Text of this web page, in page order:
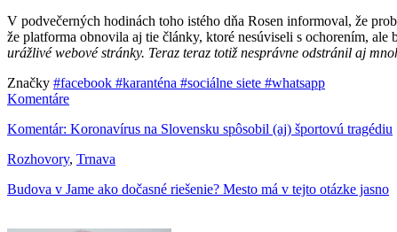
V podvečerných hodinách toho istého dňa Rosen informoval, že
že platforma obnovila aj tie články, ktoré nesúviseli s ochorením, ale
urážlivé webové stránky. Teraz teraz totiž nesprávne odstránil aj
Značky #facebook #karanténa #sociálne siete #whatsapp
Komentáre
Komentár: Koronavírus na Slovensku spôsobil (aj) športovú tragédiu
Rozhovory, Trnava
Budova v Jame ako dočasné riešenie? Mesto má v tejto otázke jasno